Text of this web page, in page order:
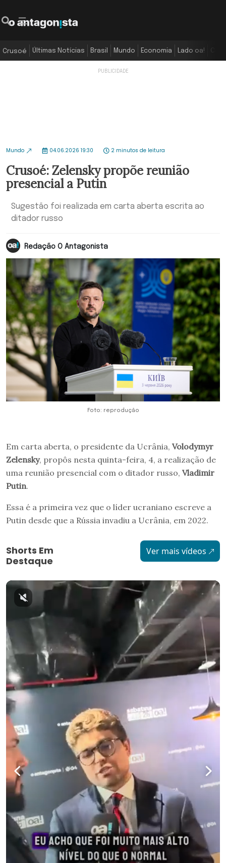
Crusoé Últimas Notícias Brasil Mundo Economia Lado oa!
Mundo 04.06.2026 19:30 2 minutos de leitura
Crusoé: Zelensky propõe reunião
presencial a Putin
Sugestão foi realizada em carta aberta escrita ao
ditador russo
Redação O Antagonista
Foto: reprodução
Em carta aberta, o presidente da Ucrânia, Volodymyr
Zelensky, propôs nesta quinta-feira, 4, a realização de
uma reunião presencial com o ditador russo, Vladimir
Putin.
Essa é a primeira vez que o líder ucraniano escreve a
Putin desde que a Rússia invadiu a Ucrânia, em 2022.
Shorts Em
Destaque
Ver mais vídeos